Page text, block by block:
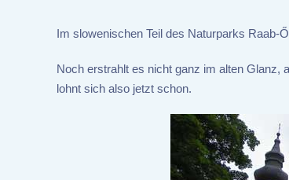
Im slowenischen Teil des Naturparks Raab-
Noch erstrahlt es nicht ganz im alten Glanz,
lohnt sich also jetzt schon.